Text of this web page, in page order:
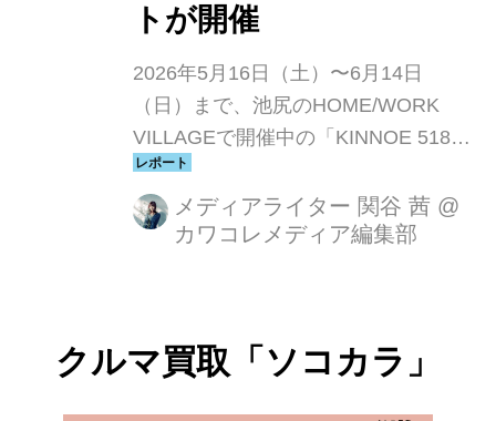
トが開催
2026年5月16日（土）〜6月14日
（日）まで、池尻のHOME/WORK
VILLAGEで開催中の「KINNOE 518フ
ェス」。その中でも注目を集めている
体験型イベント「集まれ！腸学1年
生」に参加してきました。発酵性食物
メディアライター 関谷 茜 @
カワコレメディア編集部
クルマ買取「ソコカラ」